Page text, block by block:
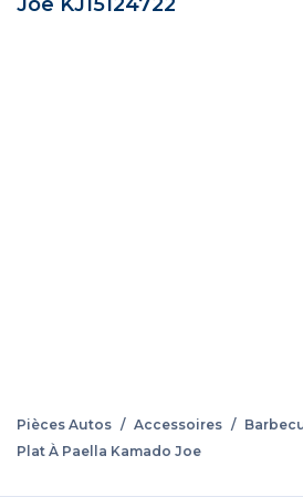
Pièces Autos / Accessoires /
Plat À Paella Kamado Joe